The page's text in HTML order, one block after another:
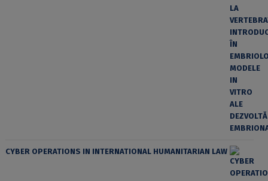
CYBER OPERATIONS IN INTERNATIONAL HUMANITARIAN LAW